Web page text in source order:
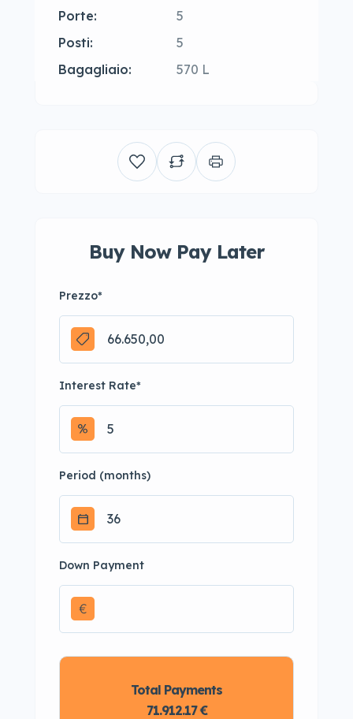
Porte:
5
Posti:
5
Bagagliaio:
570 L
Buy Now Pay Later
Prezzo*
Interest Rate*
Period (months)
Down Payment
€
Total Payments
71.912.17 €